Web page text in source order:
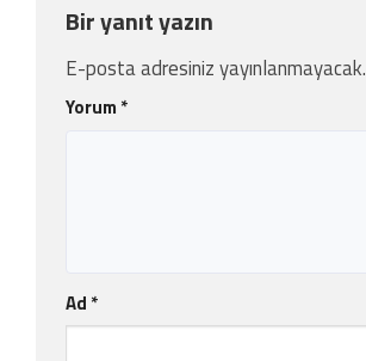
Bir yanıt yazın
E-posta adresiniz yayınlanmayacak.
Yorum *
Ad *